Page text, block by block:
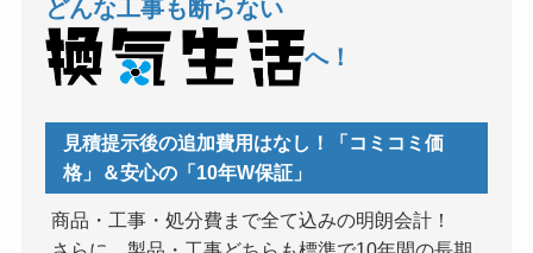
どんな工事も断らない
へ！
見積提示後の追加費用はなし！「コミコミ価
格」＆安心の「10年W保証」
商品・工事・処分費まで全て込みの明朗会計！